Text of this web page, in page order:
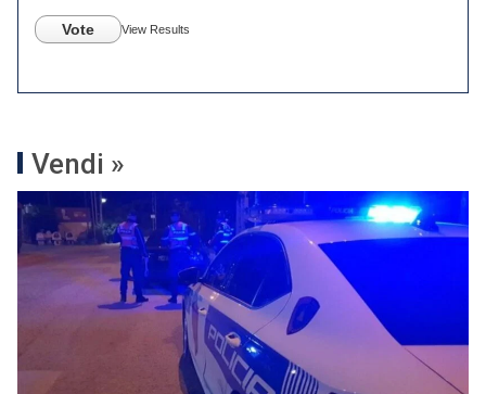
Vote View Results
Vendi »